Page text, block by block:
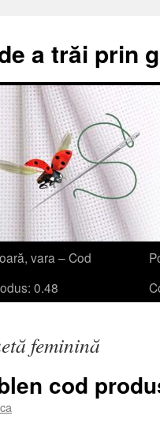
a trăi prin
vara – Cod
0.48
feminină
cod